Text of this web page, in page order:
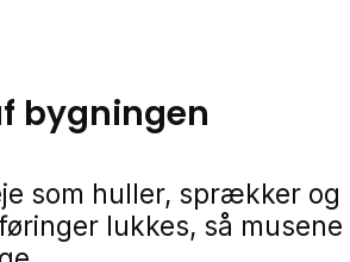
bygningen
som huller, sprækker og
lukkes, så